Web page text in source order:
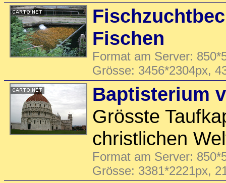
Fischen
Format am Server:
Grösse: 3456*2304px,
Baptisterium
Grösste
christlichen
Format am Server:
Grösse: 3381*2221px,